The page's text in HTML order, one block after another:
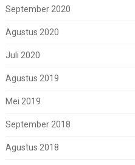
September 2020
Agustus 2020
Juli 2020
Agustus 2019
Mei 2019
September 2018
Agustus 2018